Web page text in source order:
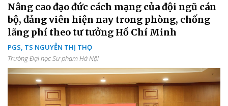
Nâng cao đạo đức cách mạng của đội ngũ cán
bộ, đảng viên hiện nay trong phòng, chống
lãng phí theo tư tưởng Hồ Chí Minh
PGS, TS NGUYỄN THỊ THỌ
Trường Đại học Sư phạm Hà Nội